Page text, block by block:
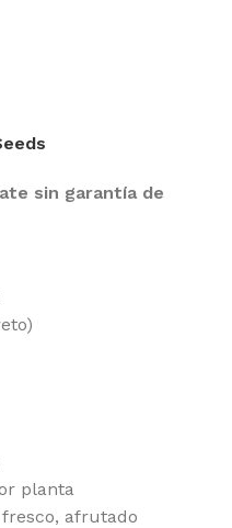
sin garantía de
planta
afrutado